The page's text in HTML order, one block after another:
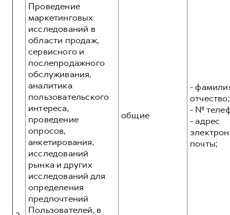
Проведение
маркетинговых
исследований в
области продаж,
сервисного и
послепродажного
обслуживания,
аналитика
пользовательского
интереса,
проведение
опросов,
анкетирования,
исследований
рынка и других
исследований для
определения
предпочтений
Пользователей, в
общие
-
отчество;
- №
- адрес
почты;